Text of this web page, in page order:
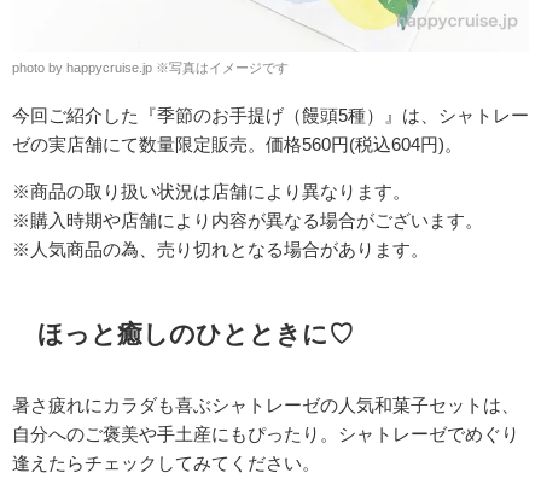
photo by happycruise.jp ※写真はイメージです
今回ご紹介した
『季節のお手提げ（饅頭5種）』は、シャトレー
ゼの実店舗にて数量限定販売。価格560円(税込604円)。
※商品の取り扱い状況は店舗により異なります。
※購入時期や店舗により内容が異なる場合がございます。
※人気商品の為、売り切れとなる場合があります。
ほっと癒しのひとときに♡
暑さ疲れにカラダも喜ぶシャトレーゼの人気和菓子セットは、
自分へのご褒美や手土産にもぴったり。シャトレーゼでめぐり
逢えたらチェックしてみてください。